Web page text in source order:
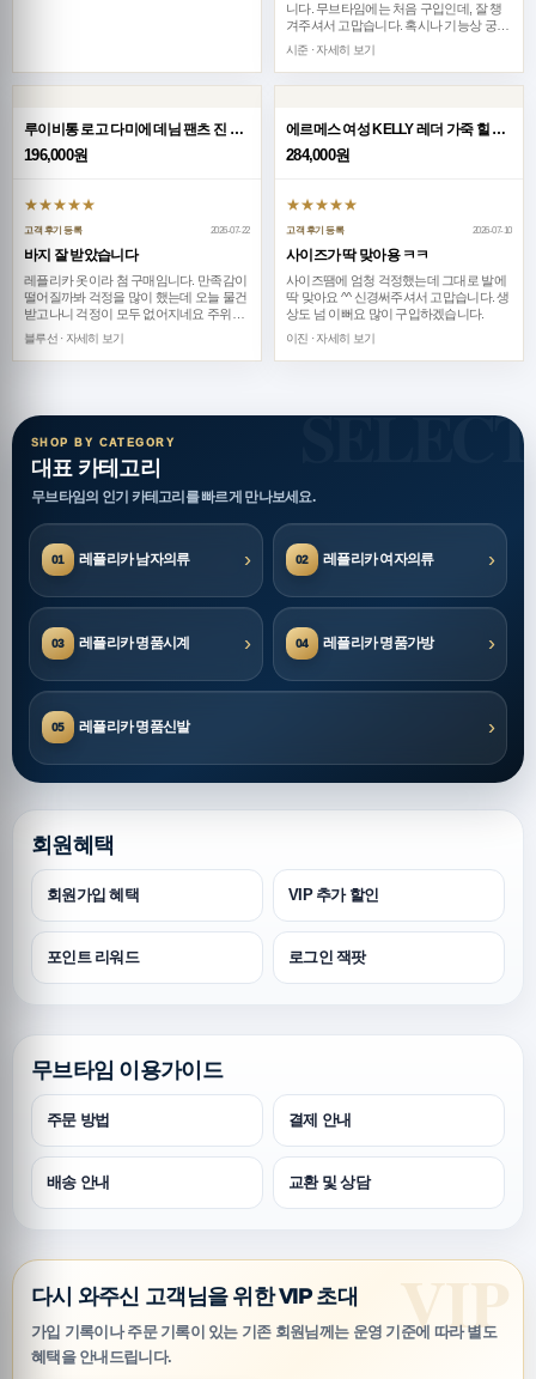
니다. 무브타임에는 처음 구입인데, 잘 챙
겨주셔서 고맙습니다. 혹시나 기능상 궁금
한 부분 있으면 다시 찾아뵙겠습니다. 대박
나세요~
시준 · 자세히 보기
루이비통 로고 다미에 데님 팬츠 진 청바지 26SS
196,000원
★★★★★
고객 후기 등록 2026-07-22
바지 잘 받았습니다
레플리카 옷이라 첨 구매임니다. 만족감이
떨어질까봐 걱정을 많이 했는데 오늘 물건
받고나니 걱정이 모두 없어지네요 주위에
널리 홍보할께요 감사합니다~
블루선 · 자세히 보기
에르메스 여성 KELLY 레더 가죽 힐 구두 26SS
284,000원
★★★★★
고객 후기 등록 2026-07-10
사이즈가 딱 맞아용 ㅋㅋ
사이즈땜에 엄청 걱정했는데 그대로 발에
딱 맞아요 ^^ 신경써주셔서 고맙습니다. 생
상도 넘 이뻐요 많이 구입하겠습니다.
이진 · 자세히 보기
SHOP BY CATEGORY
대표 카테고리
무브타임의 인기 카테고리를 빠르게 만나보세요.
01 레플리카 남자의류 › 02 레플리카 여자의류 ›
03 레플리카 명품시계 › 04 레플리카 명품가방 ›
05 레플리카 명품신발 ›
회원혜택
회원가입 혜택 VIP 추가 할인
포인트 리워드 로그인 잭팟
무브타임 이용가이드
주문 방법 결제 안내
배송 안내 교환 및 상담
다시 와주신 고객님을 위한 VIP 초대
가입 기록이나 주문 기록이 있는 기존 회원님께는 운영 기준에 따라 별도
혜택을 안내드립니다.